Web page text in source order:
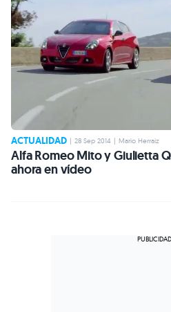
ACTUALIDAD | 28 Sep 2014 | Mario Herraiz
Alfa Romeo Mito y Giulietta
ahora en vídeo